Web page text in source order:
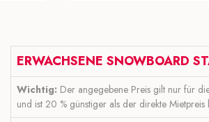
ERWACHSENE SNOWBOARD
Wichtig: Der angegebene Preis gilt nur für
und ist 20 % günstiger als der direkte Mietpreis